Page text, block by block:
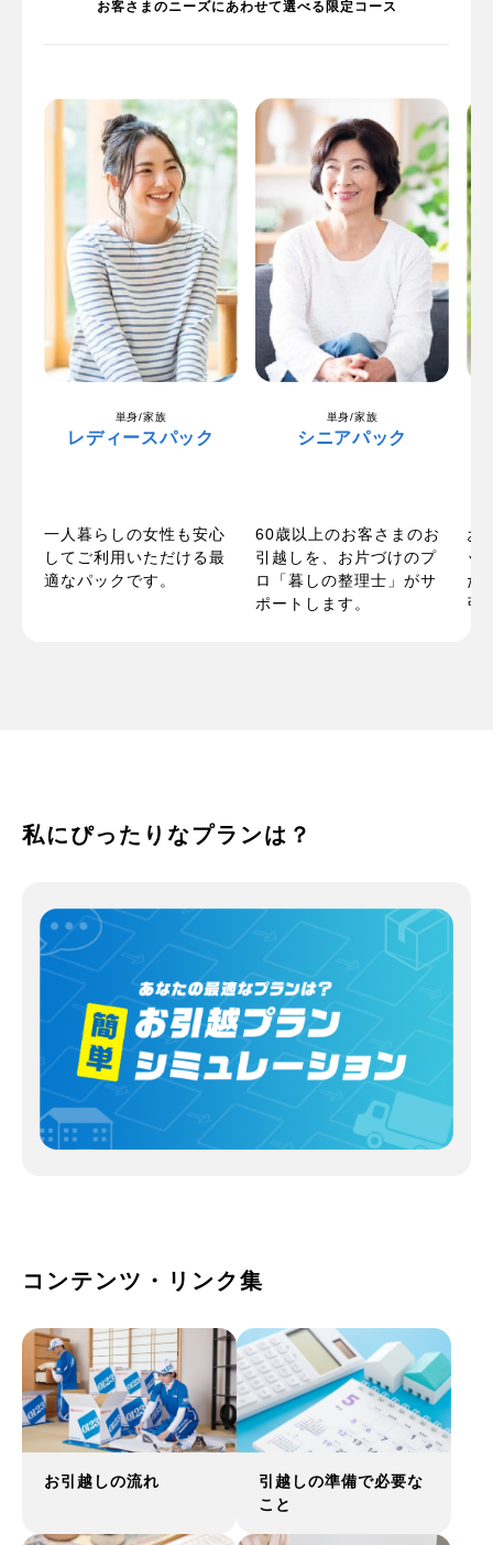
お客さまのニーズにあわせて選べる限定コース
単身/家族
レディースパック
一人暮らしの女性も安心
してご利用いただける最
適なパックです。
単身/家族
シニアパック
60歳以上のお客さまのお
引越しを、お片づけのプ
ロ「暮しの整理士」がサ
ポートします。
お
ッ
た
引
私にぴったりなプランは？
コンテンツ・リンク集
お引越しの流れ
引越しの準備で必要な
こと